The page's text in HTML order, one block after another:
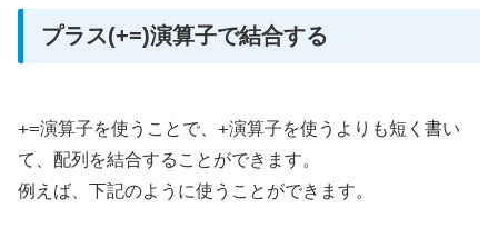
プラス(+=)演算子で結合する
+=演算子を使うことで、 +演算子を使うよりも短く書い
て、配列を結合することができます。
例えば、下記のように使うことができます。